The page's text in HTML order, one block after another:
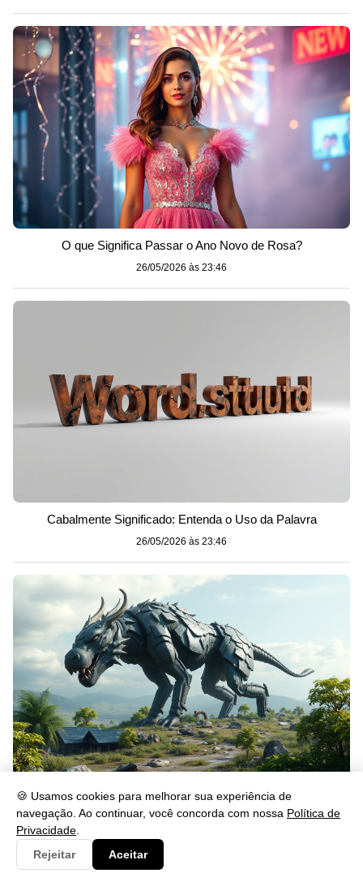
🍪 Usamos cookies para melhorar sua experiência de
navegação. Ao continuar, você concorda com nossa Política de
Privacidade
Rejeitar
Aceitar
O que Significa Passar o Ano Novo de Rosa?
26/05/2026 às 23:46
Cabalmente Significado: Entenda o Uso da Palavra
26/05/2026 às 23:46
Gerou: Significado, Uso e Exemplos na Língua Portuguesa
26/05/2026 às 23:46